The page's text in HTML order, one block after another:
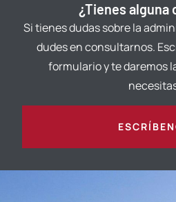
¿Tienes alguna
Si tienes dudas sobre la
dudes en consultarnos.
formulario y te daremos